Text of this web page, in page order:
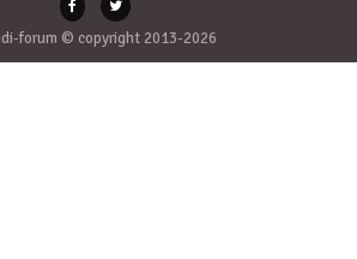
forum © copyright 2013-2026